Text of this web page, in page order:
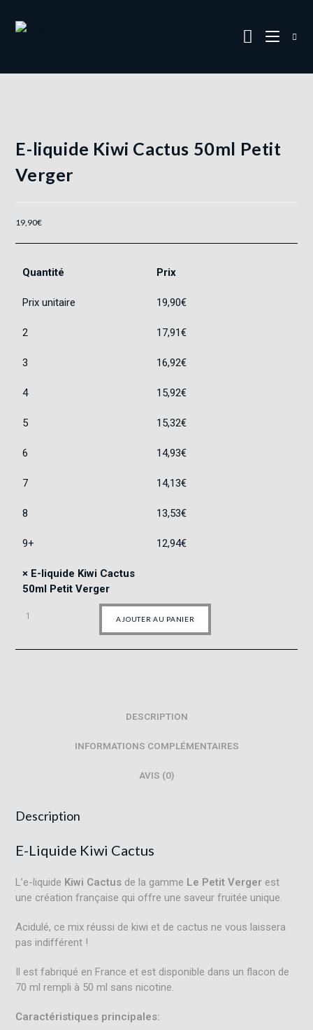
E-liquide Kiwi Cactus 50ml Petit
Verger
19,90€
Quantité Prix
Prix unitaire 19,90€
2 17,91€
3 16,92€
4 15,92€
5 15,32€
6 14,93€
7 14,13€
8 13,53€
9+ 12,94€
× E-liquide Kiwi Cactus
50ml Petit Verger
AJOUTER AU PANIER
DESCRIPTION
INFORMATIONS COMPLÉMENTAIRES
AVIS (0)
Description
E-Liquide Kiwi Cactus
L’e-liquide Kiwi Cactus de la gamme Le Petit Verger est
une création française qui offre une saveur fruitée unique
Acidulé, ce mix réussi de kiwi et de cactus ne vous laissera
pas indifférent !
Il est fabriqué en France et est disponible dans un flacon de
70 ml rempli à 50 ml sans nicotine.
Caractéristiques principales: